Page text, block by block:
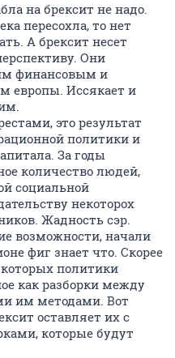
на брексит не надо.
пересохла, то нет
А брексит несет
Они
финансовым и
европы. Иссякает и
это результат
политики и
За годы
количество людей,
социальной
некоторох
Жадность сэр.
возможности, начали
фиг знает что. Скорее
которых политики
как разборки между
им методами. Вот
оставляет их с
которые будут